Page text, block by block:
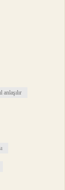
anlaşılır